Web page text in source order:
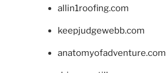
allin1roofing.com
keepjudgewebb.com
anatomyofadventure.com